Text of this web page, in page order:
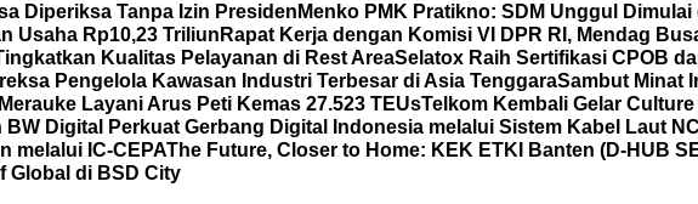
Diperiksa Tanpa Izin Presiden Menko PMK Pratikno: SDM Unggul
Usaha Rp10,23 Triliun Rapat Kerja dengan Komisi VI DPR RI, Mendag
Kualitas Pelayanan di Rest AreaSelatox Raih Sertifikasi CPOB
Pengelola Kawasan Industri Terbesar di Asia TenggaraSambut Minat
Layani Arus Peti Kemas 27.523 TEUsTelkom Kembali Gelar
Digital Perkuat Gerbang Digital Indonesia melalui Sistem Kabel Laut
melalui IC-CEPAThe Future, Closer to Home: KEK ETKI Banten (D-HUB
Global di BSD City